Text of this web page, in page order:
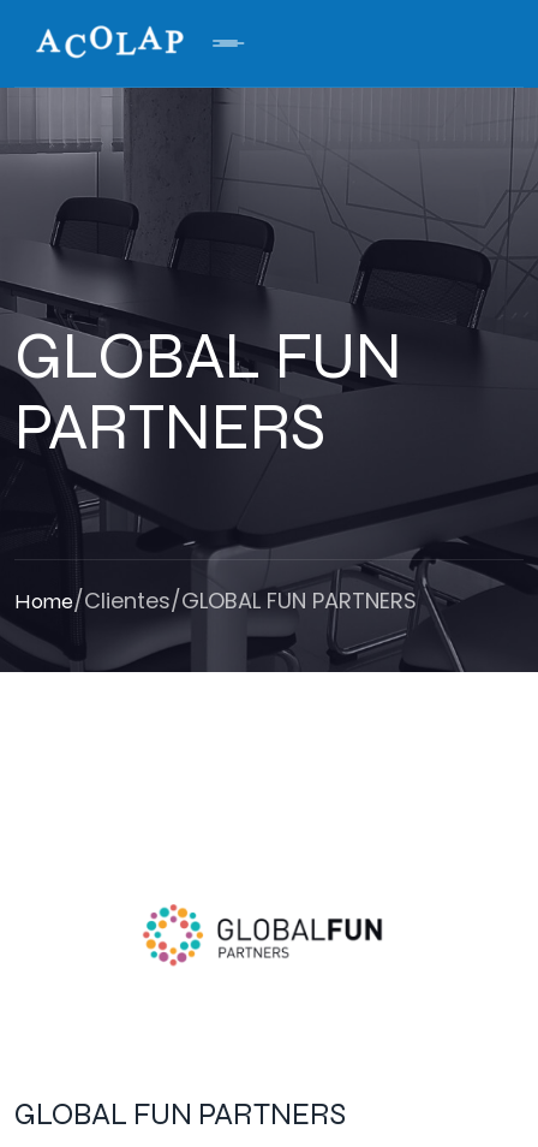
GLOBAL FUN
PARTNERS
Home/Clientes/GLOBAL FUN PARTNERS
GLOBAL FUN PARTNERS